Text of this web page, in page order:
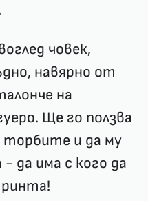
човек,
навярно от
на
Ще го ползва
торбите и да му
да има с кого да